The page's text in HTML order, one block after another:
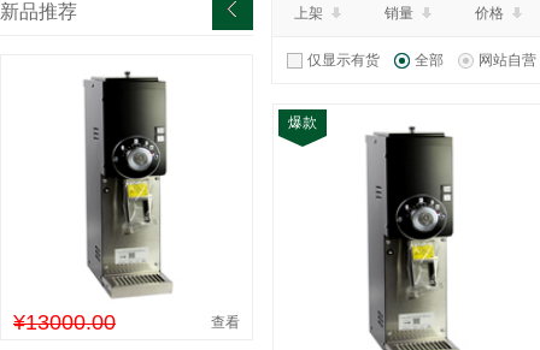
新品推荐
¥13000.00 查看
上架 销量 价格
仅显示有货 全部 网站自营
爆款